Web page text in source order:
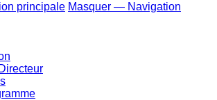
principale Masquer — Navigation